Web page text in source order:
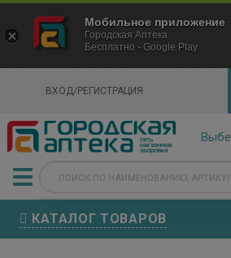
ВХОД/РЕГИСТРАЦИЯ
КАТАЛОГ ТОВАРОВ
×
Городская Аптека Маркетплейс
- In Google Play
Мобильное приложение
Городская Аптека
Бесплатно - Google Play